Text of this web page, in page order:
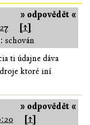
» odpovědět «
[↑]
schován
ti údajne dáva
ktoré iní
» odpovědět «
[↑]